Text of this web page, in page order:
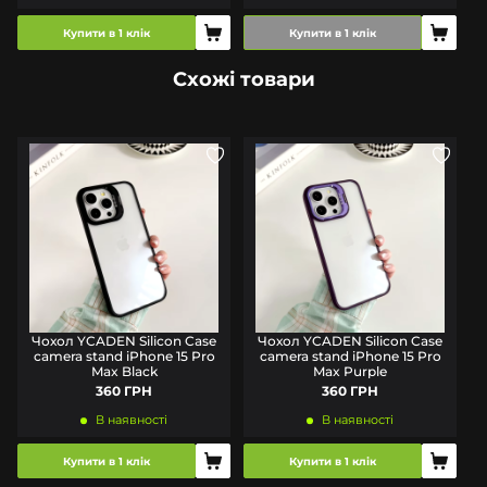
Купити в 1 клік Купити в 1 клік
Схожі товари
Чохол YCADEN Silicon Case
camera stand iPhone 15 Pro
Max Black
360 ГРН
В наявності
Купити в 1 клік
Чохол YCADEN Silicon Case
camera stand iPhone 15 Pro
Max Purple
360 ГРН
В наявності
Купити в 1 клік